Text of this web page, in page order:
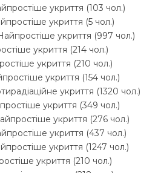
укриття (103 чол.)
укриття (5 чол.)
укриття (997 чол.)
укриття (214 чол.)
укриття (210 чол.)
укриття (154 чол.)
укриття (1320 чол.)
укриття (349 чол.)
укриття (276 чол.)
укриття (437 чол.)
укриття (1247 чол.)
укриття (210 чол.)